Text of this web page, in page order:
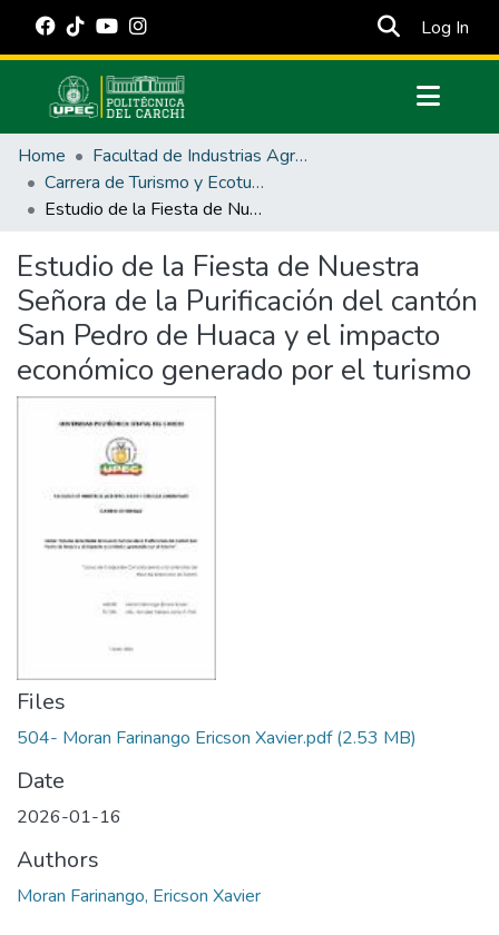
Log In
Communities & Collections
All of DSpace
Statistics
Estadísticas Externas
Manuales
Home
Facultad de Industrias Agropecuarias y Ciencias Ambientales
Carrera de Turismo y Ecoturimo
Estudio de la Fiesta de Nuestra Señora de la Purificación del cantón San Pedro de Huaca y el impacto económico generado por el turismo
Estudio de la Fiesta de Nuestra
Señora de la Purificación del cantón
San Pedro de Huaca y el impacto
económico generado por el turismo
Files
504- Moran Farinango Ericson Xavier.pdf(2.53 MB)
Date
2026-01-16
Authors
Moran Farinango, Ericson Xavier